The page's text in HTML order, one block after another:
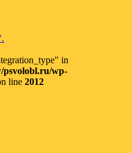
in
psvolobl.ru/wp-
line 2012